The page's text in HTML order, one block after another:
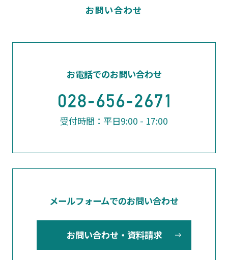
お電話でのお問い合わせ
受付時間：平日9:00 - 17:00
メールフォームでのお問い合わせ
お問い合わせ・資料請求